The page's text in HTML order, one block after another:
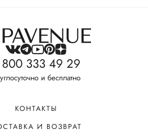
333 49 29
и бесплатно
КОНТАКТЫ
И ВОЗВРАТ